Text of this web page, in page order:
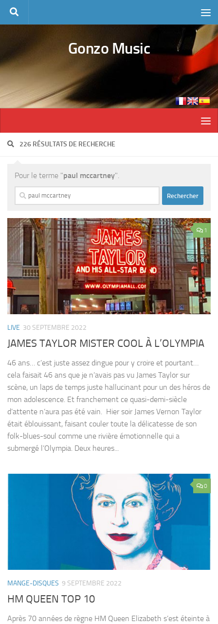
Skip to content
Gonzo Music
226 RÉSULTATS DE RECHERCHE
Pour le terme "paul mccartney".
Rechercher :
1
LIVE 30 SEPTEMBRE 2022
JAMES TAYLOR MISTER COOL À L’OLYMPIA
46 ans… c’est juste assez dingue pour y croire et pourtant…
cela faisait 46 ans que je n’avais pas vu James Taylor sur
scène, un laps de temps juste hallucinant pour un des héros de
mon adolescence. Et franchement ce quasi-demi-siècle
d’attente n’aura pas été vain. Hier soir James Vernon Taylor
était éblouissant, faisant couler toute la délicatesse de son
folk-blues-soul comme une rivière émotionnelle qui a
submergé l’Olympia. Deux heures...
0
MANGE-DISQUES 9 SEPTEMBRE 2022
HM QUEEN TOP 10
Après 70 années de règne HM Queen Elizabeth s’est éteinte à